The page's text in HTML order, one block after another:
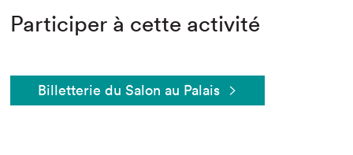
Participer à cette activité
Billetterie du Salon au Palais